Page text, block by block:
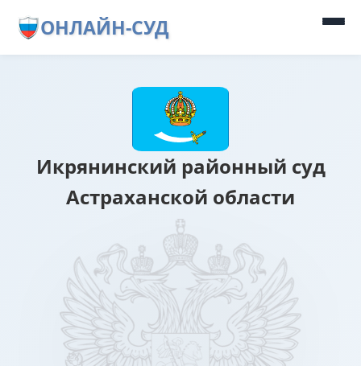
ОНЛАЙН-СУД
Икрянинский районный суд
Астраханской области